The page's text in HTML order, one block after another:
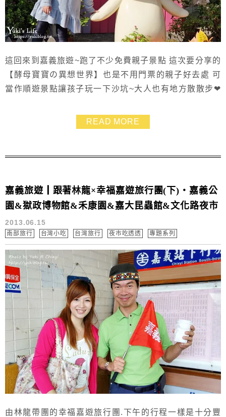
這回來到嘉義旅遊~跑了不少免費親子景點 這次要分享的
【酵母寶寶の異想世界】也是不用門票的親子好去處 可
當作順遊景點讓孩子玩一下沙坑~大人也有地方散散步❤
READ MORE
嘉義旅遊┃跟著林龍×幸福嘉遊旅行團(下)‧嘉義公
園&獄政博物館&禾康園&嘉大昆蟲館&文化路夜市
2013.06.15
南部旅行 台灣小吃 台灣旅行 夜市吃透透 專題系列
由林龍帶團的幸福嘉遊旅行團.下午的行程一樣是十分豐